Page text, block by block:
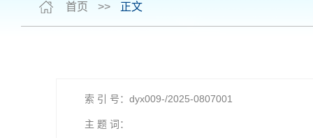
首页 >> 正文
索 引 号：dyx009-/2025-0807001
主 题 词：